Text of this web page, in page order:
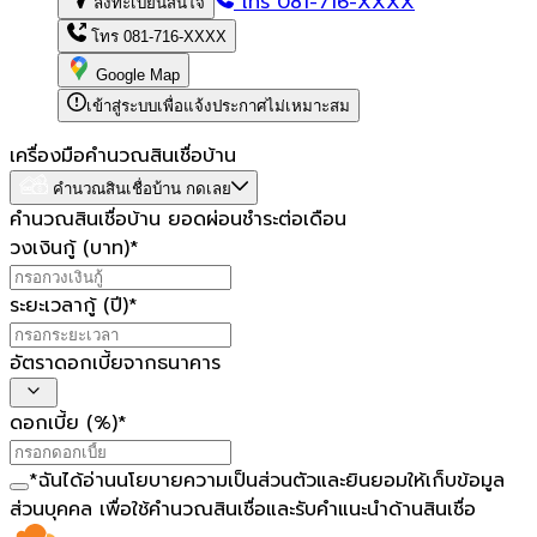
โทร 081-716-XXXX
Google Map
เข้าสู่ระบบเพื่อแจ้งประกาศไม่เหมาะสม
เครื่องมือคำนวณสินเชื่อบ้าน
คำนวณสินเชื่อบ้าน กดเลย
คำนวณสินเชื่อบ้าน ยอดผ่อนชำระต่อเดือน
วงเงินกู้ (บาท)*
ระยะเวลากู้ (ปี)*
อัตราดอกเบี้ยจากธนาคาร
ดอกเบี้ย (%)*
*ฉันได้อ่านนโยบายความเป็นส่วนตัวและยินยอมให้เก็บข้อมูล
ส่วนบุคคล เพื่อใช้คำนวณสินเชื่อและรับคำแนะนำด้านสินเชื่อ